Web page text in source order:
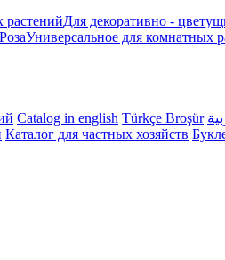
растенийДля декоративно -
РозаУниверсальное для комнатных
Catalog in english Türkçe Broşür
Каталог для частных хозяйств